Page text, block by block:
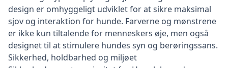
design er omhyggeligt udviklet for at sikre maksimal
sjov og interaktion for hunde. Farverne og mønstrene
er ikke kun tiltalende for menneskers øje, men også
designet til at stimulere hundes syn og berøringssans.
Sikkerhed, holdbarhed og miljøet